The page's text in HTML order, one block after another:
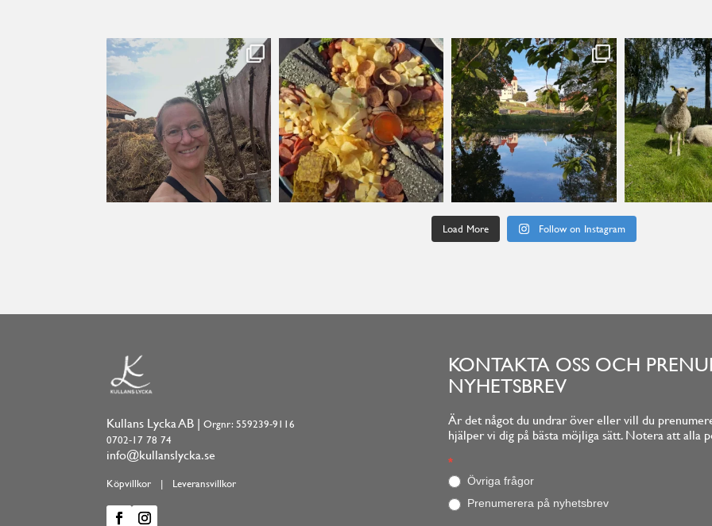
kullanslycka
Jul 29
kullanslycka
Jul 16
Load More Follow on Instagram
Kullans Lycka AB |Orgnr: 559239-9116
0702-17 78 74
info@kullanslycka.se
Köpvillkor | Leveransvillkor
KONTAKTA OSS OCH
NYHETSBREV
Är det något du undrar över eller vill du
hjälper vi dig på bästa möjliga sätt. Notera att
Footerform
*
Övriga frågor
Prenumerera på nyhetsbrev
O
m
d
u